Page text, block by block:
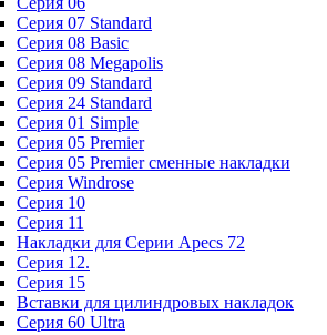
Cерия 07 Standard
Cерия 08 Basic
Cерия 08 Megapolis
Cерия 09 Standard
Cерия 24 Standard
Серия 01 Simple
Серия 05 Premier
Серия 05 Premier сменные накладки
Cерия Windrose
Серия 10
Серия 11
Накладки для Серии Apecs 72
Серия 12.
Серия 15
Вставки для цилиндровых накладок
Серия 60 Ultra